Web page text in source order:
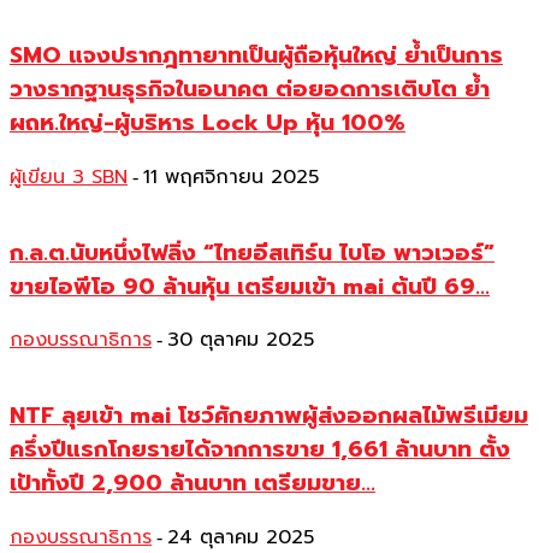
SMO แจงปรากฎทายาทเป็นผู้ถือหุ้นใหญ่ ย้ำเป็นการ
วางรากฐานธุรกิจในอนาคต ต่อยอดการเติบโต ย้ำ
ผถห.ใหญ่-ผู้บริหาร Lock Up หุ้น 100%
ผู้เขียน 3 SBN - 11 พฤศจิกายน 2025
ก.ล.ต.นับหนึ่งไฟลิ่ง “ไทยอีสเทิร์น ไบโอ พาวเวอร์”
ขายไอพีโอ 90 ล้านหุ้น เตรียมเข้า mai ต้นปี 69...
กองบรรณาธิการ - 30 ตุลาคม 2025
NTF ลุยเข้า mai โชว์ศักยภาพผู้ส่งออกผลไม้พรีเมียม
ครึ่งปีแรกโกยรายได้จากการขาย 1,661 ล้านบาท ตั้ง
เป้าทั้งปี 2,900 ล้านบาท เตรียมขาย...
กองบรรณาธิการ - 24 ตุลาคม 2025